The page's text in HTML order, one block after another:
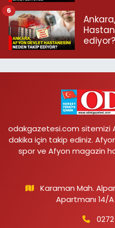
ediyor?
6
odakgazetesi.com sitemizi
dakika için takip ediniz.
spor ve Afyon magazin
Karaman Mah.
Apartmanı 14/
0272